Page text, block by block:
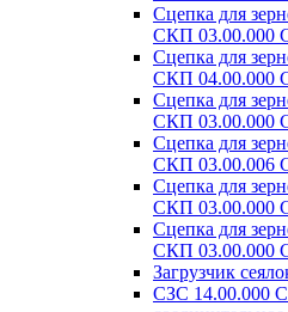
Сцепка для
СКП 03.00.000
Сцепка для
СКП 04.00.000
Сцепка для
СКП 03.00.000
Сцепка для
СКП 03.00.006
Сцепка для
СКП 03.00.000
Сцепка для
СКП 03.00.000
Загрузчик
СЗС 14.00.000